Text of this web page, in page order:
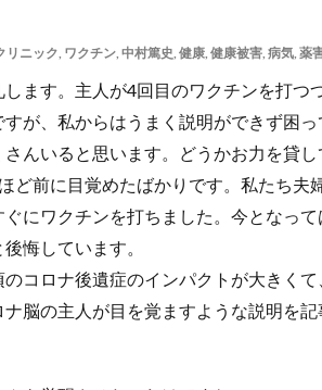
リニック, ワクチン, 中村篤史, 健康, 健康被害, 病気, 薬
します。主人が4回目のワクチンを打つ
が、私からはうまく説明ができず困
んいると思います。どうかお力を貸し
ど前に目覚めたばかりです。私たち夫
にワクチンを打ちました。今となっ
悔しています。
コロナ後遺症のインパクトが大きく
脳の主人が目を覚ますような説明を